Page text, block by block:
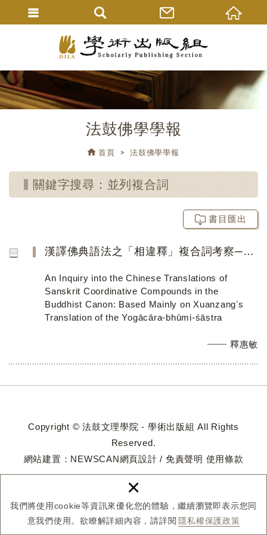
我們將使用cookie等資訊來優化您的體驗，繼續瀏覽即表示您同
意我們使用。欲瞭解詳細內容，請詳閱 隱私權保護政策
×
法鼓佛學學報
首頁 法鼓佛學學報
關鍵字搜尋：並列複合詞
書目匯出
漢譯佛典語法之「相違釋」複合詞考察──以玄奘所譯《瑜伽師地論》為主
An Inquiry into the Chinese Translations of
Sanskrit Coordinative Compounds in the
Buddhist Canon: Based Mainly on Xuanzangʼs
Translation of the Yogācāra-bhūmi-śāstra
釋惠敏
Copyright © 法鼓文理學院 - 學術出版組 All Rights
Reserved.
網站建置： NEWSCAN網頁設計 / 免責聲明 使用條款